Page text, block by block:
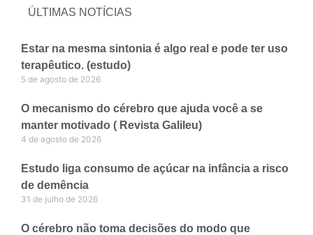
ÚLTIMAS NOTÍCIAS
Estar na mesma sintonia é algo real e pode ter uso
terapêutico. (estudo)
5 de agosto de 2026
O mecanismo do cérebro que ajuda você a se
manter motivado ( Revista Galileu)
4 de agosto de 2026
Estudo liga consumo de açúcar na infância a risco
de demência
31 de julho de 2026
O cérebro não toma decisões do modo que